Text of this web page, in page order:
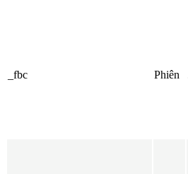
_fbc Phiên